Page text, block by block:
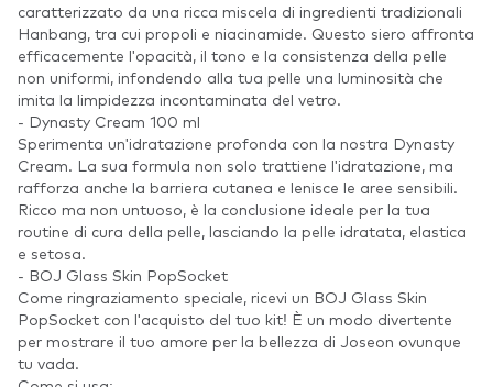
caratterizzato da una ricca miscela di ingredienti tradizionali
Hanbang, tra cui propoli e niacinamide. Questo siero affronta
efficacemente l'opacità, il tono e la consistenza della pelle
non uniformi, infondendo alla tua pelle una luminosità che
imita la limpidezza incontaminata del vetro.
- Dynasty Cream 100 ml
Sperimenta un'idratazione profonda con la nostra Dynasty
Cream. La sua formula non solo trattiene l'idratazione, ma
rafforza anche la barriera cutanea e lenisce le aree sensibili.
Ricco ma non untuoso, è la conclusione ideale per la tua
routine di cura della pelle, lasciando la pelle idratata, elastica
e setosa.
- BOJ Glass Skin PopSocket
Come ringraziamento speciale, ricevi un BOJ Glass Skin
PopSocket con l'acquisto del tuo kit! È un modo divertente
per mostrare il tuo amore per la bellezza di Joseon ovunque
tu vada.